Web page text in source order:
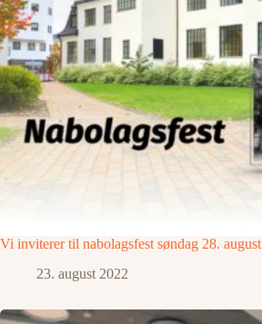
Vi inviterer til nabolagsfest søndag 28. august
23. august 2022